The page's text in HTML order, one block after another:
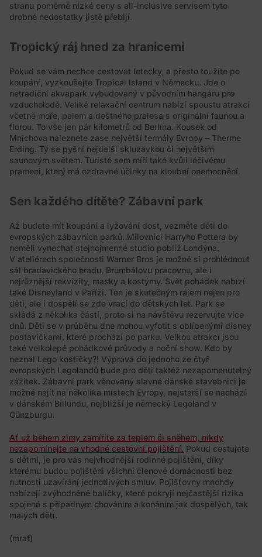
stranu poměrně nízké ceny s all-inclusive servisem tyto
drobné nedostatky jistě přebijí.
Tropický ráj hned za hranicemi
Pokud se vám nechce cestovat letecky, a přesto toužíte po
koupání, vyzkoušejte Tropical Island v Německu. Jde o
netradiční akvapark vybudovaný v původním hangáru pro
vzducholodě. Veliké relaxační centrum nabízí spoustu atrakcí
včetně moře, palem a deštného pralesa s originální faunou a
florou. To vše jen pár kilometrů od Berlína. Kousek od
Mnichova naleznete zase největší termály Evropy – Therme
Erding. Ty se pyšní nejdelší skluzavkou či největším
saunovým světem. Turisté sem míří také kvůli léčivému
prameni, který má ozdravné účinky na kloubní onemocnění.
Sen každého dítěte? Zábavní park
Až budete mít koupání a lyžování dost, vezměte děti do
evropských zábavních parků. Milovníci Harryho Pottera by
neměli vynechat stejnojmenné studio poblíž Londýna.
V ateliérech společnosti Warner Bros je možné si prohlédnout
sál bradavického hradu, Brumbálovu pracovnu, ale i
nejrůznější rekvizity, masky a kostýmy. Svět pohádek nabízí
také Disneyland v Paříži. Ten je skutečným rájem nejen pro
děti, ale i dospělí se zde vrací do dětských let. Park se
skládá z několika částí, proto si na návštěvu rezervujte více
dnů. Děti se v průběhu dne mohou vyfotit s oblíbenými disney
postavičkami, které prochází po parku. Velkou atrakcí jsou
také velkolepé pohádkové průvody a noční show. Kdo by
neznal Lego kostičky?! Výprava do jednoho ze čtyř
evropských Legolandů bude pro děti taktéž nezapomenutelný
zážitek. Zábavní park věnovaný slavné dánské stavebnici je
možné najít na několika místech Evropy, nejstarší se nachází
v dánském Billundu, nejbližší je německý Legoland v
Günzburgu.
Ať už během zimy zamíříte za teplem či sněhem, nikdy
nezapomínejte na vhodné cestovní pojištění. Pokud cestujete
s dětmi, je pro vás nejvhodnější rodinné pojištění, díky
kterému budou pojištěni všichni členové domácnosti bez
nutnosti uzavírání jednotlivých smluv. Pojišťovny mnohdy
nabízejí zvýhodněné balíčky, které pokryjí nejčastější rizika
spojená s případným chováním a konáním jak dospělých, tak
malých dětí.
(mraf)